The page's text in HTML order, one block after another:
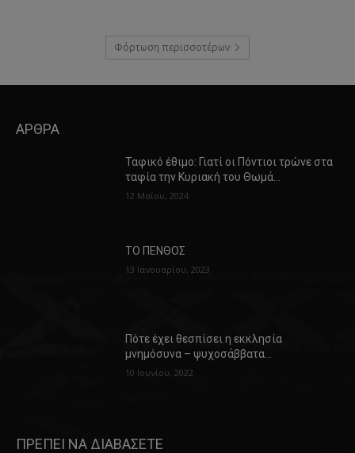
Φόρτωση περισσοτέρων
ΑΡΘΡΑ
Ταφικό έθιμο: Γιατί οι Πόντιοι τρώνε στα
ταφία την Κυριακή του Θωμά…
12 Μαΐου, 2024
ΤΟ ΠΕΝΘΟΣ
13 Ιανουαρίου, 2023
Πότε έχει θεσπίσει η εκκλησία
μνημόσυνα – ψυχοσάββατα…
10 Ιουνίου, 2022
ΠΡΕΠΕΙ ΝΑ ΔΙΑΒΑΣΕΤΕ